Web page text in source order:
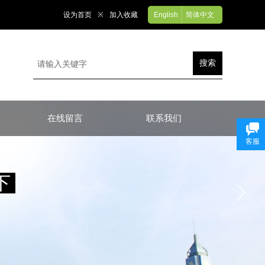
设为首页 ※ 加入收藏 English 简体中文
搜索
在线留言 联系我们
客服